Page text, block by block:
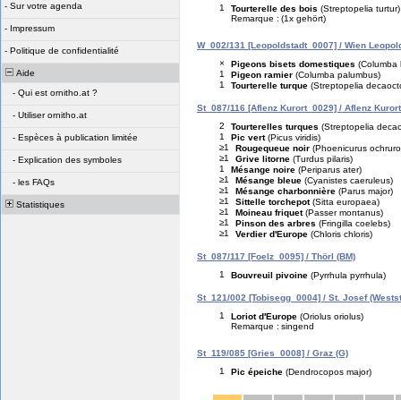
- Sur votre agenda
- Impressum
- Politique de confidentialité
Aide
- Qui est ornitho.at ?
- Utiliser ornitho.at
- Espèces à publication limitée
- Explication des symboles
- les FAQs
Statistiques
1
Tourterelle des bois (Streptopelia turtur)
Remarque : (1x gehört)
W_002/131 [Leopoldstadt_0007] / Wien
×
Pigeons bisets domestiques (Columba
1
Pigeon ramier (Columba palumbus)
1
Tourterelle turque (Streptopelia
St_087/116 [Aflenz Kurort_0029] / Aflenz Kurort
2
Tourterelles turques (Streptopelia
1
Pic vert (Picus viridis)
≥1
Rougequeue noir (Phoenicurus
≥1
Grive litorne (Turdus pilaris)
1
Mésange noire (Periparus ater)
≥1
Mésange bleue (Cyanistes caeruleus)
≥1
Mésange charbonnière (Parus major)
≥1
Sittelle torchepot (Sitta europaea)
≥1
Moineau friquet (Passer montanus)
≥1
Pinson des arbres (Fringilla coelebs)
≥1
Verdier d'Europe (Chloris chloris)
St_087/117 [Foelz_0095] / Thörl (BM)
1
Bouvreuil pivoine (Pyrrhula pyrrhula)
St_121/002 [Tobisegg_0004] / St. Josef
1
Loriot d'Europe (Oriolus oriolus)
Remarque : singend
St_119/085 [Gries_0008] / Graz (G)
1
Pic épeiche (Dendrocopos major)